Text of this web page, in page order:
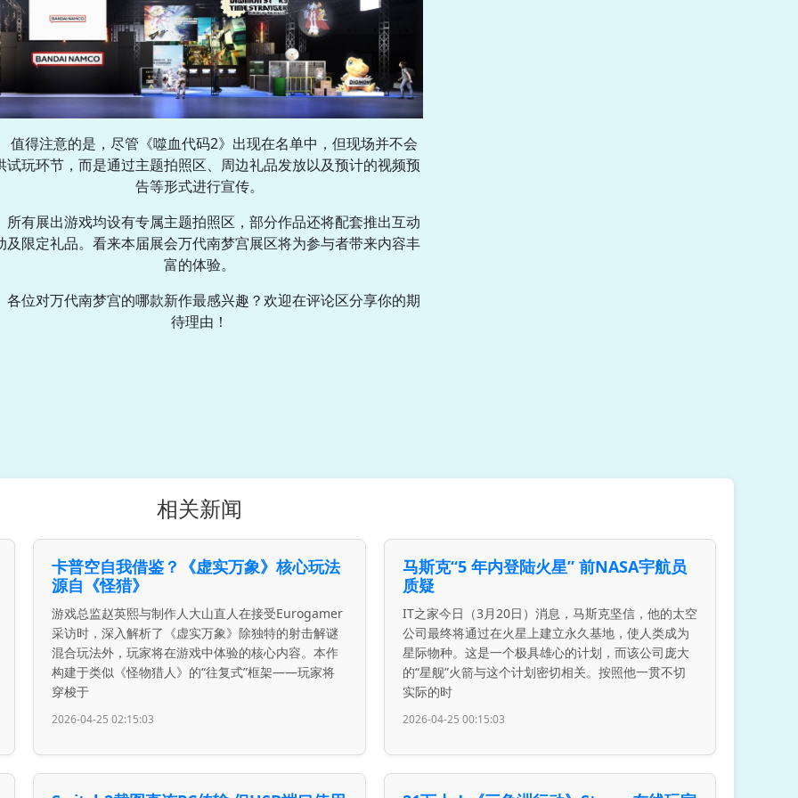
值得注意的是，尽管《噬血代码2》出现在名单中，但现场并不会
试玩环节，而是通过主题拍照区、周边礼品发放以及预计的视频预
告等形式进行宣传。
所有展出游戏均设有专属主题拍照区，部分作品还将配套推出互动
及限定礼品。看来本届展会万代南梦宫展区将为参与者带来内容丰
富的体验。
各位对万代南梦宫的哪款新作最感兴趣？欢迎在评论区分享你的期
待理由！
相关新闻
卡普空自我借鉴？《虚实万象》核心玩法
源自《怪猎》
游戏总监赵英熙与制作人大山直人在接受Eurogamer
采访时，深入解析了《虚实万象》除独特的射击解谜
混合玩法外，玩家将在游戏中体验的核心内容。本作
构建于类似《怪物猎人》的“往复式”框架——玩家将
穿梭于
2026-04-25 02:15:03
马斯克“5 年内登陆火星” 前NASA宇航员
质疑
IT之家今日（3月20日）消息，马斯克坚信，他的太空
公司最终将通过在火星上建立永久基地，使人类成为
星际物种。这是一个极具雄心的计划，而该公司庞大
的“星舰”火箭与这个计划密切相关。按照他一贯不切
实际的时
2026-04-25 00:15:03